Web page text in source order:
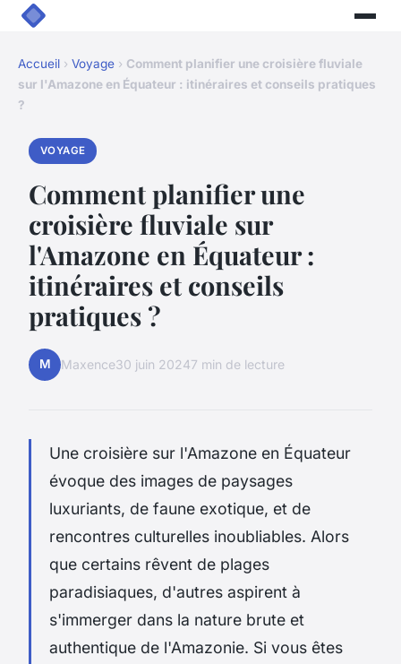
Accueil › Voyage › Comment planifier une croisière fluviale
sur l'Amazone en Équateur : itinéraires et conseils pratiques
?
VOYAGE
Comment planifier une
croisière fluviale sur
l'Amazone en Équateur :
itinéraires et conseils
pratiques ?
M Maxence30 juin 20247 min de lecture
Une croisière sur l'Amazone en Équateur
évoque des images de paysages
luxuriants, de faune exotique, et de
rencontres culturelles inoubliables. Alors
que certains rêvent de plages
paradisiaques, d'autres aspirent à
s'immerger dans la nature brute et
authentique de l'Amazonie. Si vous êtes